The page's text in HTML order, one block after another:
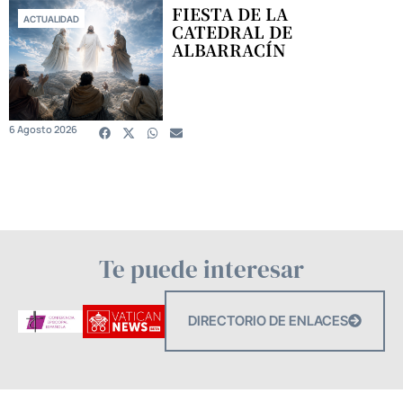
ACTUALIDAD FIESTA DE LA
CATEDRAL DE
ALBARRACÍN
6 Agosto 2026
Te puede interesar
DIRECTORIO DE ENLACES